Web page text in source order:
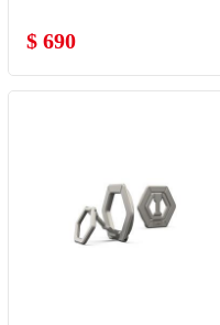
$ 690